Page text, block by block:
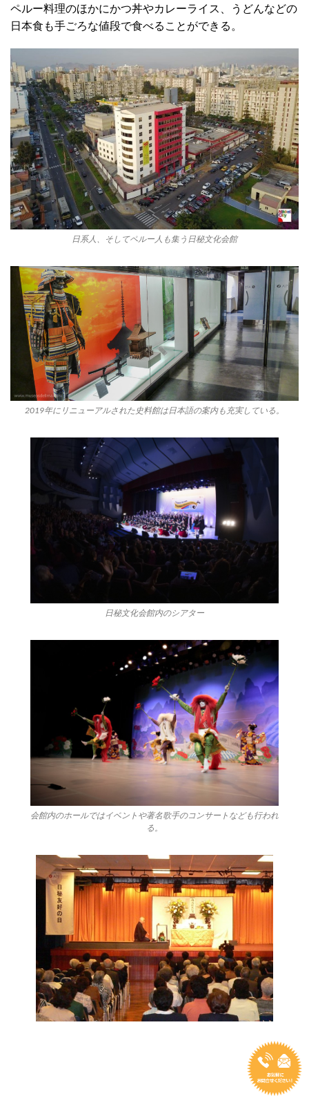
ペルー料理のほかにかつ丼やカレーライス、うどんなどの
日本食も手ごろな値段で食べることができる。
日系人、そしてペルー人も集う日秘文化会館
2019年にリニューアルされた史料館は日本語の案内も充実している。
日秘文化会館内のシアター
会館内のホールではイベントや著名歌手のコンサートなども行われ
る。